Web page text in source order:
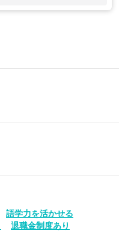
語学力を活かせる
退職金制度あり